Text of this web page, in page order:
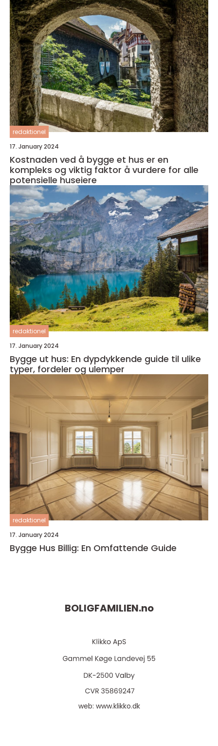
redaktionel
17. January 2024
Kostnaden ved å bygge et hus er en
kompleks og viktig faktor å vurdere for alle
potensielle huseiere
redaktionel
17. January 2024
Bygge ut hus: En dypdykkende guide til ulike
typer, fordeler og ulemper
redaktionel
17. January 2024
Bygge Hus Billig: En Omfattende Guide
BOLIGFAMILIEN.no
web: www.klikko.dk